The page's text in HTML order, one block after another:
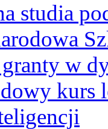
studia
w
kurs